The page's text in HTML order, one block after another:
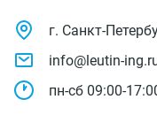
г. Санкт-
info@leutin-
пн-сб 09:00-